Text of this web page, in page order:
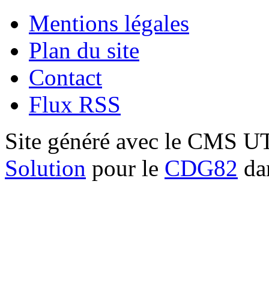
Mentions légales
Plan du site
Contact
Flux RSS
Site généré avec le CMS
Solution pour le CDG82